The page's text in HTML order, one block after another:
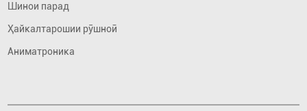
Шинои парад
Ҳайкалтарошии рӯшноӣ
Аниматроника